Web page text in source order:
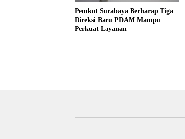
Pemkot Surabaya Berharap Tiga
Direksi Baru PDAM Mampu
Perkuat Layanan